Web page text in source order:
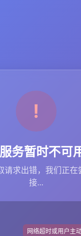
务暂时不可
请求出错，我们正在
接...
网络超时或用户主